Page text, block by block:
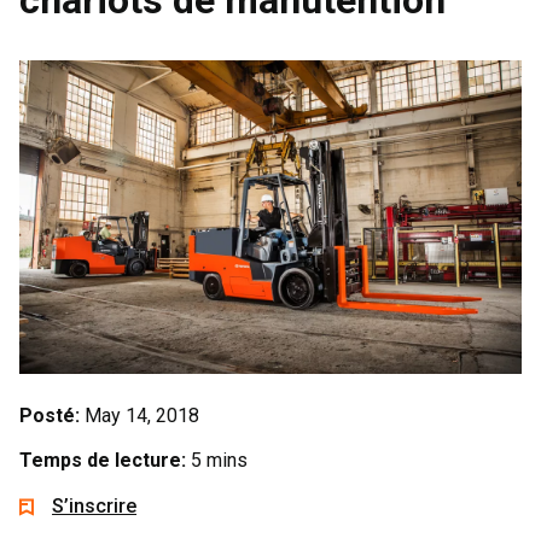
Posté: May 14, 2018
Temps de lecture: 5 mins
S’inscrire